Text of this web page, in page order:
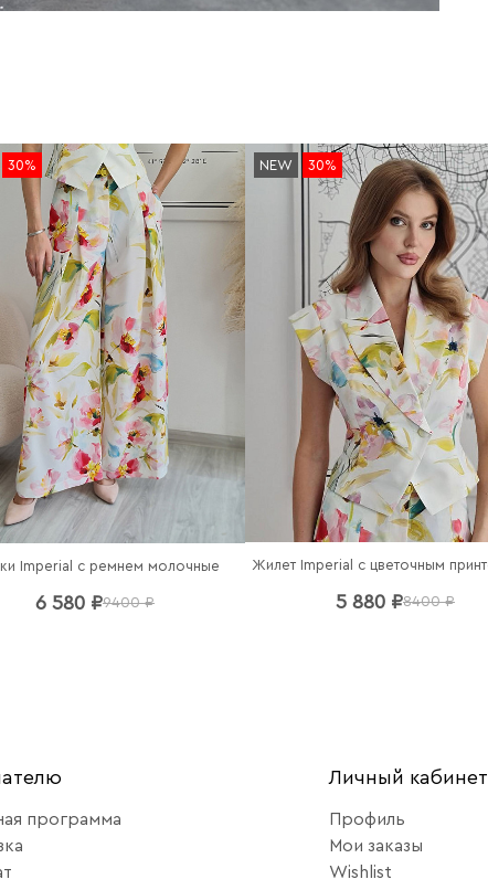
30%
Imperial c ремнем молочные
6 580 ₽9400 ₽
NEW 30%
5 880 ₽8400 ₽
программа
Личный кабинет
Профиль
Мои заказы
Wishlist